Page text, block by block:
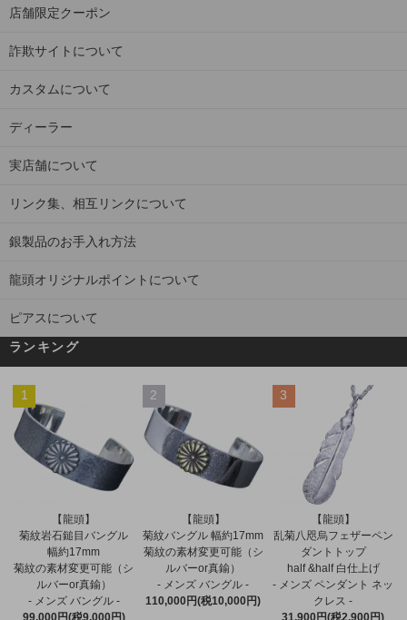
店舗限定クーポン
詐欺サイトについて
カスタムについて
ディーラー
実店舗について
リンク集、相互リンクについて
銀製品のお手入れ方法
龍頭オリジナルポイントについて
ピアスについて
ランキング
1
【龍頭】
菊紋岩石鎚目バングル
幅約17mm
菊紋の素材変更可能（シ
ルバーor真鍮）
- メンズ バングル -
99,000円(税9,000円)
2
【龍頭】
菊紋バングル 幅約17mm
菊紋の素材変更可能（シ
ルバーor真鍮）
- メンズ バングル -
110,000円(税10,000円)
3
【龍頭】
乱菊八咫烏フェザーペン
ダントトップ
half &half 白仕上げ
- メンズ ペンダント ネッ
クレス -
31,900円(税2,900円)